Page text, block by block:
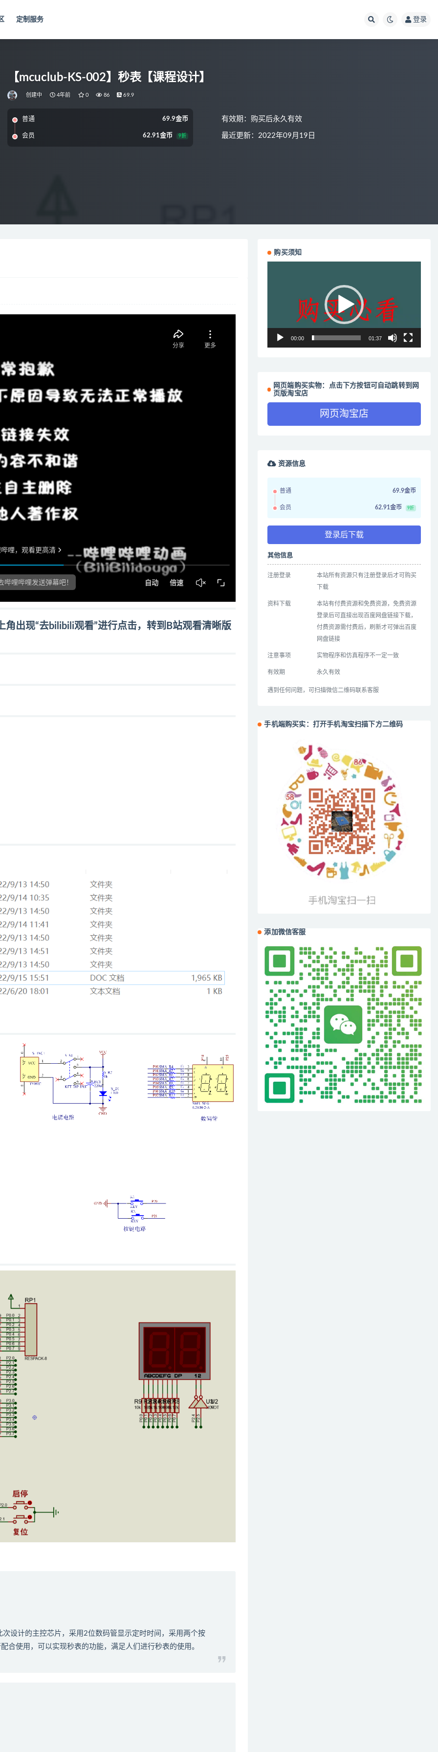
定制服务 登录
【mcuclub-KS-002】秒表【课程设计】
创建中 4年前 0 86 69.9
普通 69.9金币
会员 62.91金币 9折
有效期：购买后永久有效
最近更新：2022年09月19日
出现“去bilibili观看”进行点击，转到B站观看清晰版
设计的主控芯片，采用2位数码管显示定时时间，采用两个按
合使用，可以实现秒表的功能，满足人们进行秒表的使用。
购买须知
00:00 01:37
网页端购买实物：点击下方按钮可自动跳转到网
页版淘宝店
网页淘宝店
资源信息
普通 69.9金币
会员 62.91金币 9折
登录后下载
其他信息
注册登录
本站所有资源只有注册登录后才可购买
下载
资料下载
本站有付费资源和免费资源，免费资源
登录后可直接出现百度网盘链接下载，
付费资源需付费后，刷新才可弹出百度
网盘链接
注意事项 实物程序和仿真程序不一定一致
有效期 永久有效
遇到任何问题，可扫描微信二维码联系客服
手机端购买实：打开手机淘宝扫描下方二维码
添加微信客服